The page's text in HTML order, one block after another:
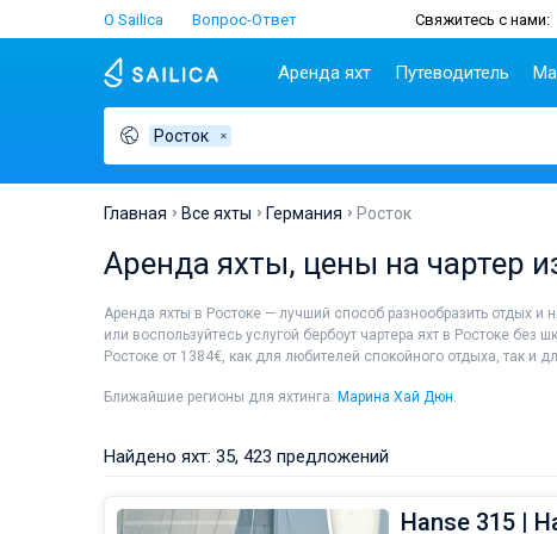
О Sailica Вопрос-Ответ Свяжитесь с нами:
Аренда яхт
страны
Греция
Италия
Испания
Франция
Британские Виргинские
Мартиника
Путеводитель
Дубровник
Сплит
Лаврион
Росток
Главная Все яхты Германия Росток
Аренда яхты, цены на чартер
Аренда яхты в Ростоке — лучший способ разнообразить отдых
или воспользуйтесь услугой бербоут чартера яхт в Ростоке
Ростоке от 1384€, как для любителей спокойного отдыха, так и
Ближайшие регионы для яхтинга: Марина Хай Дюн.
Найдено яхт: 35, 423 предложений
Hanse 315 |